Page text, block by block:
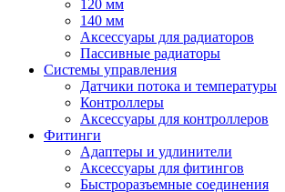
120 мм
140 мм
Аксессуары для радиаторов
Пассивные радиаторы
Системы управления
Датчики потока и температуры
Контроллеры
Аксессуары для контроллеров
Фитинги
Адаптеры и удлинители
Аксессуары для фитингов
Быстроразъемные соединения